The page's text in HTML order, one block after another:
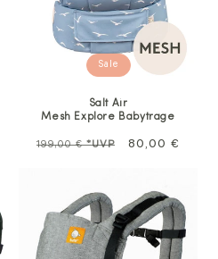
Sale
Salt Air
Mesh Explore Babytrage
Regulärer
199,00 €*UVP Sale
80,00 €